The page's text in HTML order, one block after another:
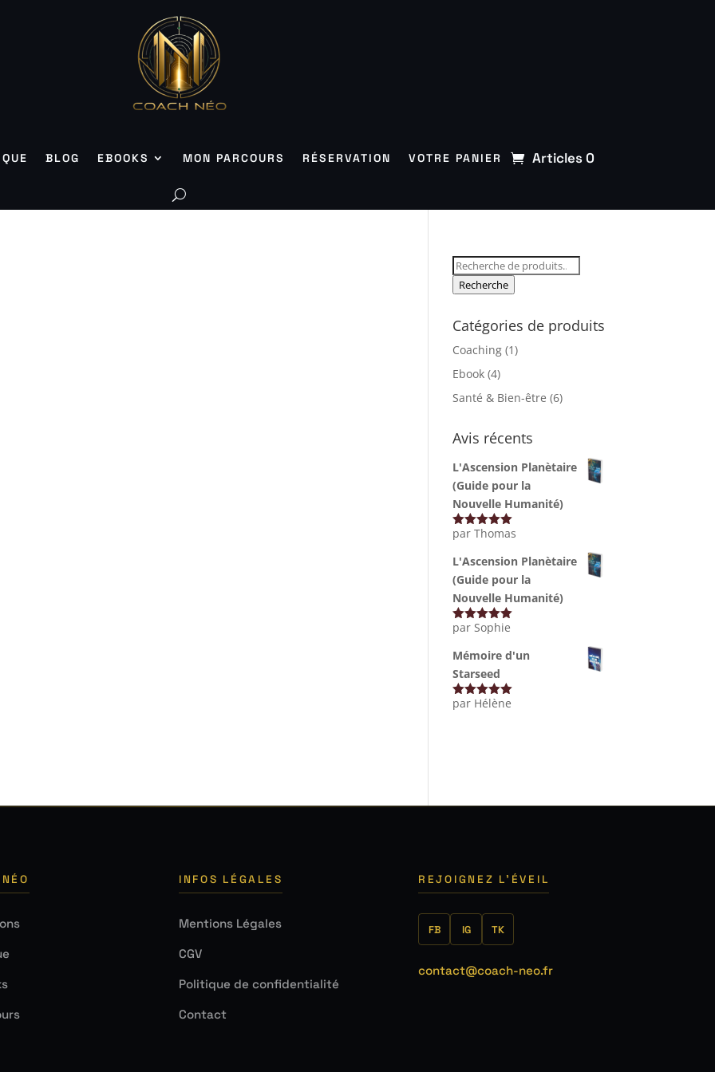
BLOG EBOOKS MON PARCOURS RÉSERVATION VOTRE PANIER Articles 0
Recherche
pour :
Recherche
Catégories de produits
Coaching (1)
Ebook (4)
Santé & Bien-être (6)
Avis récents
L'Ascension Planètaire
(Guide pour la
Nouvelle Humanité)
Note 5sur
par Thomas
L'Ascension Planètaire
(Guide pour la
Nouvelle Humanité)
Note5sur
par Sophie
Mémoire d'un
Starseed
Note5sur
par Hélène
INFOS LÉGALES
Mentions Légales
CGV
Politique de confidentialité
Contact
REJOIGNEZ L'ÉVEIL
FB IG TK
contact@coach-neo.fr